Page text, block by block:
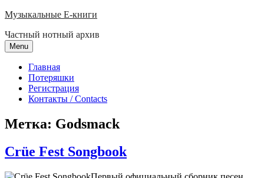
Skip
content
Музыкальные E-книги
Частный нотный архив
Menu
Главная
Потеряшки
Регистрация
Контакты / Contacts
Метка: Godsmack
Crüe Fest Songbook